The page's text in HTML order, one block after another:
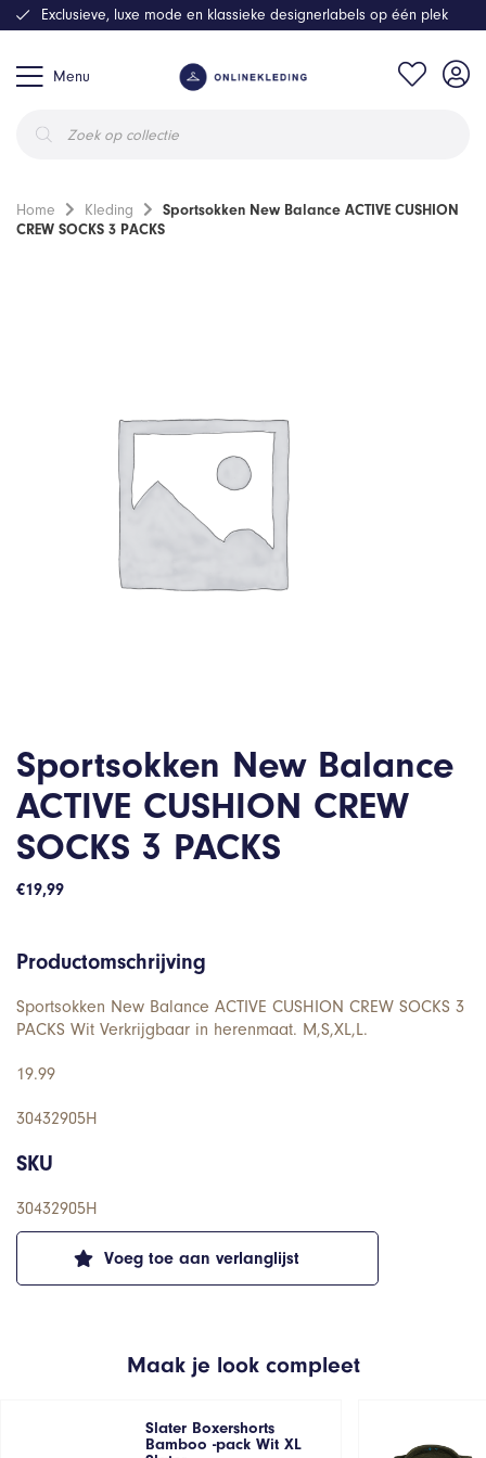
Menu
zoeken
Exclusieve, luxe mode en klassieke designerlabels op één plek
Home Kleding
Sportsokken New Balance ACTIVE CUSHION
CREW SOCKS 3 PACKS
Sportsokken New Balance
ACTIVE CUSHION CREW
SOCKS 3 PACKS
€19,99
Voeg toe aan verlanglijst
Productomschrijving
Sportsokken New Balance ACTIVE CUSHION CREW SOCKS 3
PACKS Wit Verkrijgbaar in herenmaat. M,S,XL,L.
19.99
30432905H
SKU
30432905H
Maak je look compleet
Slater Boxershorts
Bamboo -pack Wit XL